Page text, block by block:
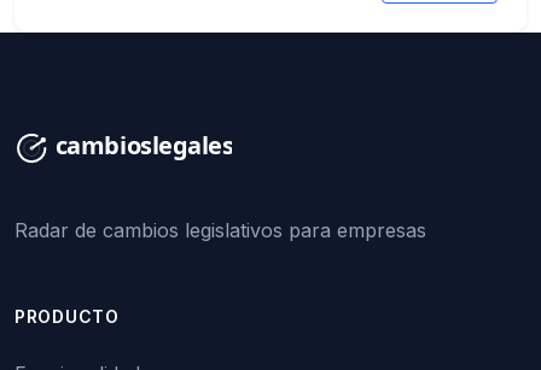
Radar de cambios legislativos para empresas
PRODUCTO